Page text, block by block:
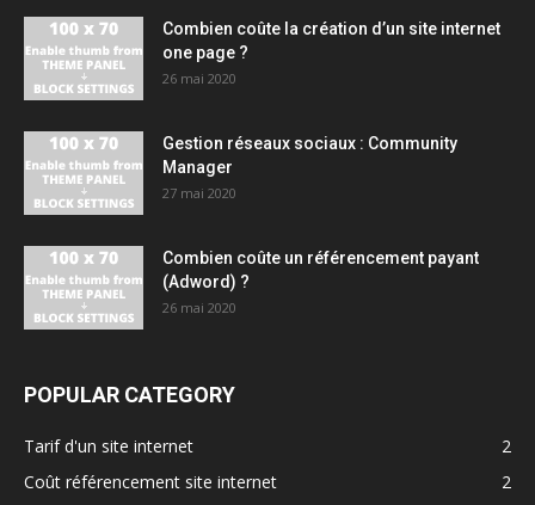
Combien coûte la création d’un site internet
one page ?
26 mai 2020
Gestion réseaux sociaux : Community
Manager
27 mai 2020
Combien coûte un référencement payant
(Adword) ?
26 mai 2020
POPULAR CATEGORY
Tarif d'un site internet
2
Coût référencement site internet
2